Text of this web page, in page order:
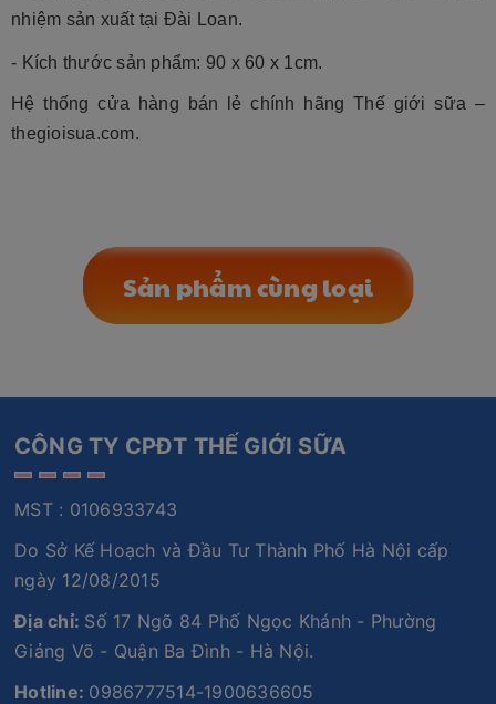
nhiệm sản xuất tại Đài Loan.
- Kích thước sản phẩm: 90 x 60 x 1cm.
Hệ thống cửa hàng bán lẻ chính hãng Thế giới sữa –
thegioisua.com.
Sản phẩm cùng loại
CÔNG TY CPĐT THẾ GIỚI SỮA
MST : 0106933743
Do Sở Kế Hoạch và Đầu Tư Thành Phố Hà Nội cấp
ngày 12/08/2015
Địa chỉ: Số 17 Ngõ 84 Phố Ngọc Khánh - Phường
Giảng Võ - Quận Ba Đình - Hà Nội.
Hotline: 0986777514-1900636605